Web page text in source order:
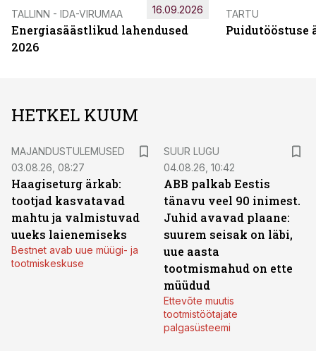
TALLINN - IDA-VIRUMAA
Energiasäästlikud lahendused
2026
16.09.2026 TARTU
Puidutööstuse
HETKEL KUUM
MAJANDUSTULEMUSED
03.08.26, 08:27
Haagiseturg ärkab:
tootjad kasvatavad
mahtu ja valmistuvad
uueks laienemiseks
Bestnet avab uue müügi- ja
tootmiskeskuse
SUUR LUGU
04.08.26, 10:42
ABB palkab Eestis
tänavu veel 90 inimest.
Juhid avavad plaane:
suurem seisak on läbi,
uue aasta
tootmismahud on ette
müüdud
Ettevõte muutis
tootmistöötajate
palgasüsteemi